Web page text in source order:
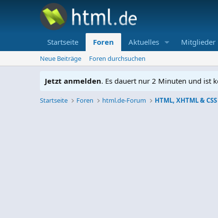
Startseite Foren Aktuelles Mitglieder
Neue Beiträge Foren durchsuchen
Jetzt anmelden. Es dauert nur 2 Minuten und ist
Startseite Foren html.de-Forum HTML, XHTML & CSS